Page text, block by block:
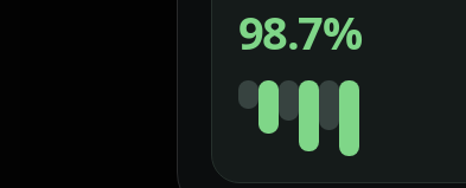
98.7%